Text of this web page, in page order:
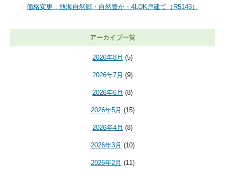
価格変更：熱海自然郷・自然豊か・4LDK戸建て（R5143）
アーカイブ一覧
2026年8月 (5)
2026年7月 (9)
2026年6月 (8)
2026年5月 (15)
2026年4月 (8)
2026年3月 (10)
2026年2月 (11)